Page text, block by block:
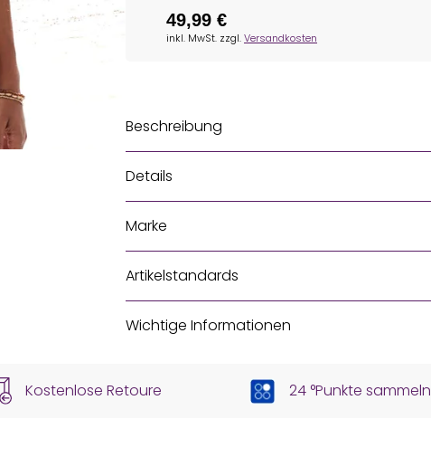
49,99 €
inkl. MwSt. zzgl.Versandkosten
Beschreibung
Details
Marke
Artikelstandards
Wichtige Informationen
Kostenlose Retoure 24 °Punkte sammeln